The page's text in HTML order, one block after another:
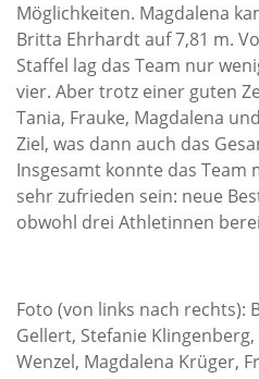
Möglichkeiten. Magdalena
Britta Ehrhardt auf 7,81 m.
Staffel lag das Team nur
vier. Aber trotz einer guten
Tania, Frauke, Magdalena
Ziel, was dann auch das
Insgesamt konnte das Team
sehr zufrieden sein: neue
obwohl drei Athletinnen
Foto (von links nach rechts):
Gellert, Stefanie
Wenzel, Magdalena Krüger,